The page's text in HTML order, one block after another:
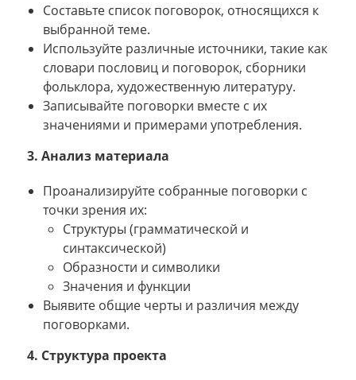
Составьте список поговорок, относящихся к
выбранной теме.
Используйте различные источники, такие как
словари пословиц и поговорок, сборники
фольклора, художественную литературу.
Записывайте поговорки вместе с их
значениями и примерами употребления.
3. Анализ материала
Проанализируйте собранные поговорки с
точки зрения их:
Структуры (грамматической и
синтаксической)
Образности и символики
Значения и функции
Выявите общие черты и различия между
поговорками.
4. Структура проекта